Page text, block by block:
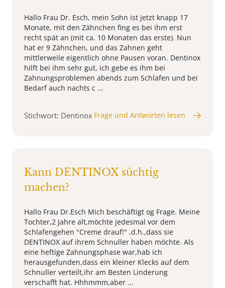
Hallo Frau Dr. Esch, mein Sohn ist jetzt knapp 17
Monate, mit den Zähnchen fing es bei ihm erst
recht spät an (mit ca. 10 Monaten das erste). Nun
hat er 9 Zähnchen, und das Zahnen geht
mittlerweile eigentlich ohne Pausen voran. Dentinox
hilft bei ihm sehr gut, ich gebe es ihm bei
Zahnungsproblemen abends zum Schlafen und bei
Bedarf auch nachts c ...
Stichwort: Dentinox Frage und Antworten lesen
Kann DENTINOX süchtig
machen?
Hallo Frau Dr.Esch Mich beschäftigt og Frage. Meine
Tochter,2 Jahre alt,möchte jedesmal vor dem
Schlafengehen "Creme drauf!" ,d.h.,dass sie
DENTINOX auf ihrem Schnuller haben möchte. Als
eine heftige Zahnungsphase war,hab ich
herausgefunden,dass ein kleiner Klecks auf dem
Schnuller verteilt,ihr am Besten Linderung
verschafft hat. Hhhmmm,aber ...